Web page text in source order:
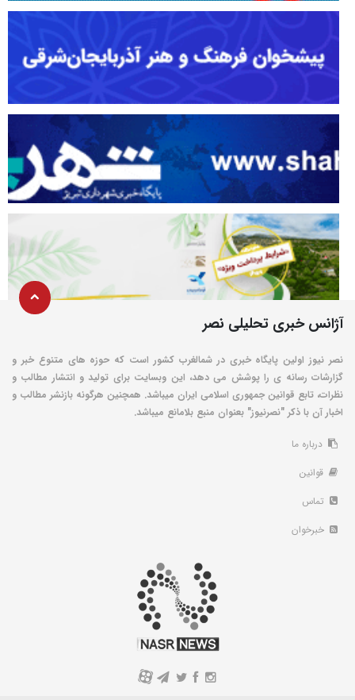
آژانس خبری تحلیلی نصر
نصر نیوز اولین پایگاه خبری در شمالغرب کشور است که حوزه های متنوع خبر و
گزارشات رسانه ی را پوشش می دهد، این وبسایت برای تولید و انتشار مطالب و
نظرات، تابع قوانین جمهوری اسلامی ایران میباشد. همچنین هرگونه بازنشر مطالب و
اخبار آن با ذکر "نصرنیوز" بعنوان منبع بلامانع میباشد.
درباره ما
قوانین
تماس
خبرخوان
A